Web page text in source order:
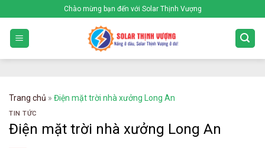
to
content
Chào mừng bạn đến với Solar Thịnh Vượng
Trang chủ » Điện mặt trời nhà xưởng Long An
TIN TỨC
Điện mặt trời nhà xưởng Long An